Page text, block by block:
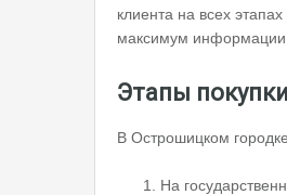
клиента на всех
максимум информации
Этапы
В Острошицком
На